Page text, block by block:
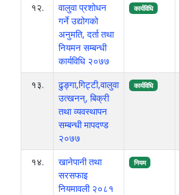
१२.
वालुवा प्रशोधन
गर्ने उद्योगको
अनुमति, दर्ता तथा
नियमन सम्बन्धी
कार्यविधि २०७७
कार्यविधि
१३.
ढुङ्गा,गिट्टी,वालुवा
उत्खनन्, बिक्री
तथा व्यवस्थापन
सम्बन्धी मापदण्ड
२०७७
कार्यविधि
१४.
खानेपानी तथा
सरसफाइ
नियमावली २०८१
नियम